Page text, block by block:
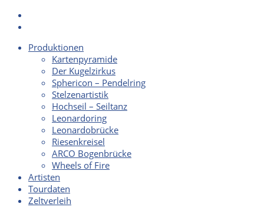
Produktionen
Kartenpyramide
Der Kugelzirkus
Sphericon – Pendelring
Stelzenartistik
Hochseil – Seiltanz
Leonardoring
Leonardobrücke
Riesenkreisel
ARCO Bogenbrücke
Wheels of Fire
Artisten
Tourdaten
Zeltverleih